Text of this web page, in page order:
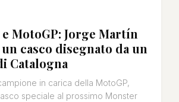
MotoGP: Jorge Martín
casco disegnato da un
Catalogna
in carica della MotoGP,
speciale al prossimo Monster